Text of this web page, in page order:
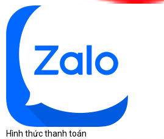
Với sự linh hoạt trong các cổng kết nối,
kết nối với các thiết bị khác nhau như
ngoài, loa ngoài, và màn hình ngoài, tạo
linh hoạt và tiện lợi.
Hình thức thanh toán